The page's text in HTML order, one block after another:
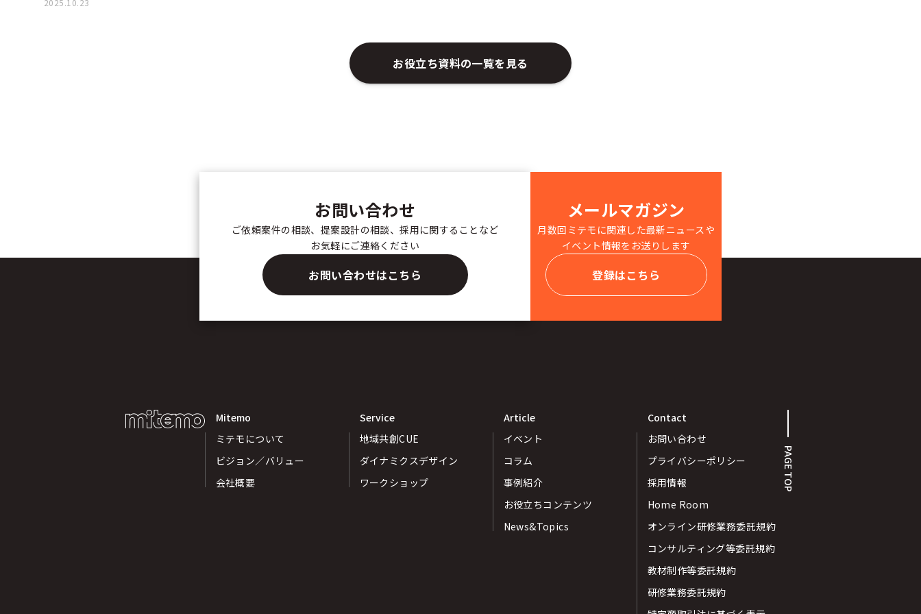
2025.10.23
お役立ち資料の一覧を見る
お問い合わせ
ご依頼案件の相談、提案設計の相談、採用に関することなど
お気軽にご連絡ください
お問い合わせはこちら
メールマガジン
月数回ミテモに関連した最新ニュースや
イベント情報をお送りします
登録はこちら
Mitemo
ミテモについて
ビジョン／バリュー
会社概要
Service
地域共創CUE
ダイナミクスデザイン
ワークショップ
Article
イベント
コラム
事例紹介
お役立ちコンテンツ
News&Topics
Contact
お問い合わせ
プライバシーポリシー
採用情報
Home Room
オンライン研修業務委託規約
コンサルティング等委託規約
教材制作等委託規約
研修業務委託規約
PAGE TOP